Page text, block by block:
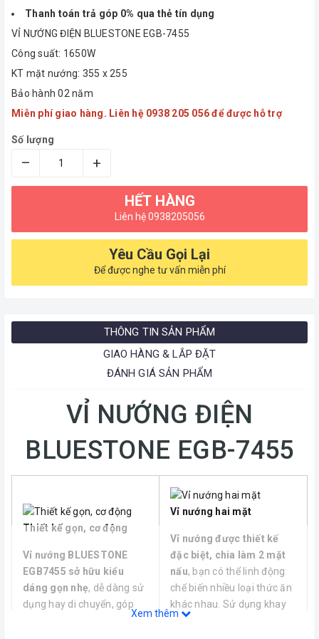
Thanh toán trả góp 0% qua thẻ tín dụng
VỈ NƯỚNG ĐIỆN BLUESTONE EGB-7455
Công suất: 1650W
KT mặt nướng: 355 x 255
Bảo hành 02 năm
Miễn phí giao hàng. Liên hệ 0938 205 056 để được hỗ trợ
Số lượng
– +
HẾT HÀNG
Liên hệ 0938205056
Yêu Cầu Gọi Lại
Để được nghe tư vấn miễn phí
THÔNG TIN SẢN PHẨM
GIAO HÀNG & LẮP ĐẶT
ĐÁNH GIÁ SẢN PHẨM
VỈ NƯỚNG ĐIỆN
BLUESTONE EGB-7455
Thiết kế gọn, cơ động
Vỉ nướng BLUESTONE
EGB7455 sở hữu kiểu
dáng gọn nhẹ, dễ dàng sử
dụng hay di chuyển, góp
phần tạo thêm ấn tượng
Vỉ nướng hai mặt
Vỉ nướng được thiết kế
đặc biệt, chia làm 2 mặt
nấu, bạn có thể linh động
chế biến nhiều loại thức ăn
khác nhau. Sử dụng khay
thẳng để chiên thực phẩm;
Xem thêm